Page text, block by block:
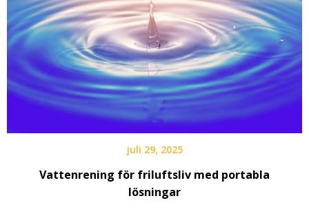
juli 29, 2025
Vattenrening för friluftsliv med portabla
lösningar